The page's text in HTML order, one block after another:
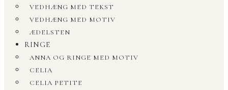
VEDHÆNG MED TEKST
VEDHÆNG MED MOTIV
ÆDELSTEN
RINGE
ANNA OG RINGE MED MOTIV
CELIA
CELIA PETITE